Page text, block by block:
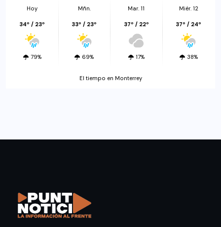
Hoy
34º / 23º
79%
Mñn.
33º / 23º
69%
Mar. 11
37º / 22º
17%
Miér. 12
37º / 24º
38%
El tiempo en Monterrey